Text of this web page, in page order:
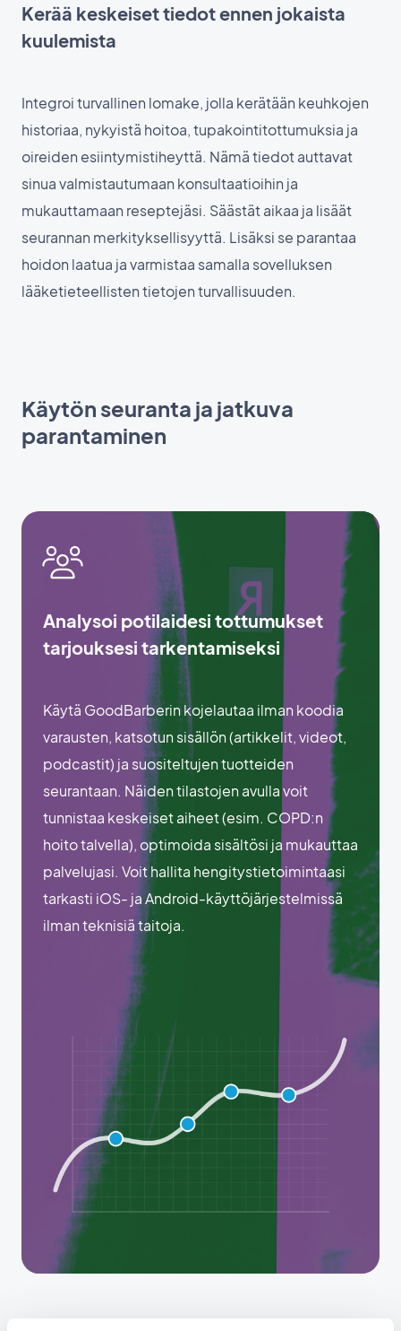
Kerää keskeiset tiedot ennen jokaista
kuulemista
Integroi turvallinen lomake, jolla kerätään keuhkojen
historiaa, nykyistä hoitoa, tupakointitottumuksia ja
oireiden esiintymistiheyttä. Nämä tiedot auttavat
sinua valmistautumaan konsultaatioihin ja
mukauttamaan reseptejäsi. Säästät aikaa ja lisäät
seurannan merkityksellisyyttä. Lisäksi se parantaa
hoidon laatua ja varmistaa samalla sovelluksen
lääketieteellisten tietojen turvallisuuden.
Käytön seuranta ja jatkuva
parantaminen
Analysoi potilaidesi tottumukset
tarjouksesi tarkentamiseksi
Käytä GoodBarberin kojelautaa ilman koodia
varausten, katsotun sisällön (artikkelit, videot,
podcastit) ja suositeltujen tuotteiden
seurantaan. Näiden tilastojen avulla voit
tunnistaa keskeiset aiheet (esim. COPD:n
hoito talvella), optimoida sisältösi ja mukauttaa
palvelujasi. Voit hallita hengitystietoimintaasi
tarkasti iOS- ja Android-käyttöjärjestelmissä
ilman teknisiä taitoja.